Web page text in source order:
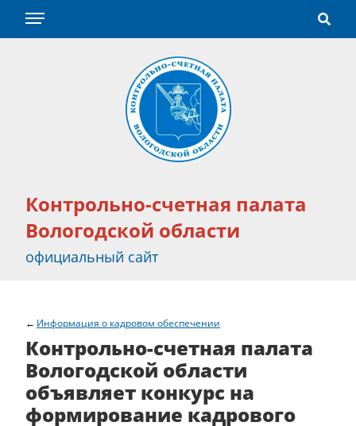
Контрольно-счетная палата
Вологодской области
официальный сайт
Информация о кадровом обеспечении
Контрольно-счетная палата
Вологодской области
объявляет конкурс на
формирование кадрового